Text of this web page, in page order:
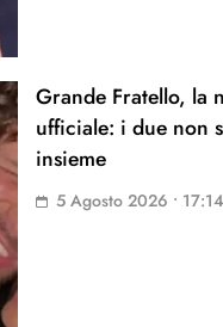
Grande Fratello, la
ufficiale: i due non
insieme
5 Agosto 2026 • 17:14